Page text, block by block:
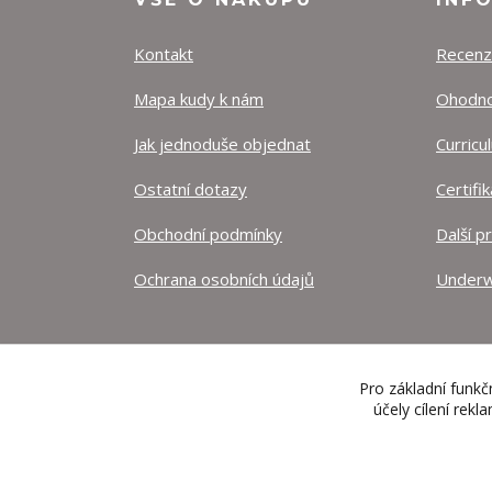
Kontakt
Mapa kudy k nám
Jak jednoduše objednat
Ostatní dotazy
Obchodní podmínky
Ochrana osobních údajů
Další
Pro základní
účely cílení